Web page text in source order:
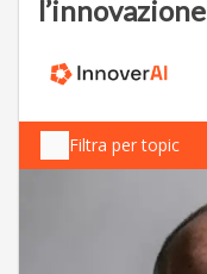
l’innovazione
Filtra per topic